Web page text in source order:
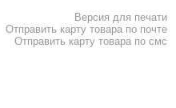
Версия для печати
Отправить карту товара по почте
Отправить карту товара по смс